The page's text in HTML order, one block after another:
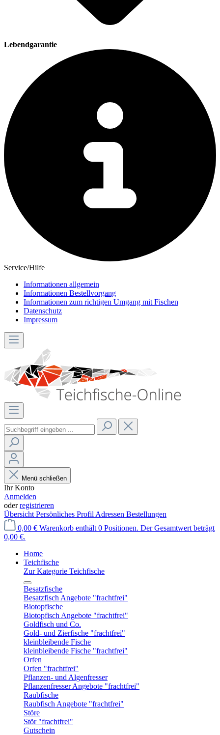
Lebendgarantie
Service/Hilfe
Informationen allgemein
Informationen Bestellvorgang
Informationen zum richtigen Umgang mit Fischen
Datenschutz
Impressum
Menü schließen
Ihr Konto
Anmelden
oderregistrieren
Übersicht Persönliches Profil Adressen Bestellungen
0,00 € Warenkorb enthält 0 Positionen. Der Gesamtwert beträgt
0,00 €.
Home
Teichfische
Zur Kategorie Teichfische
Besatzfische
Besatzfisch Angebote "frachtfrei"
Biotopfische
Biotopfisch Angebote "frachtfrei"
Goldfisch und Co.
Gold- und Zierfische "frachtfrei"
kleinbleibende Fische
kleinbleibende Fische "frachtfrei"
Orfen
Orfen "frachtfrei"
Pflanzen- und Algenfresser
Pflanzenfresser Angebote "frachtfrei"
Raubfische
Raubfisch Angebote "frachtfrei"
Störe
Stör "frachtfrei"
Gutschein